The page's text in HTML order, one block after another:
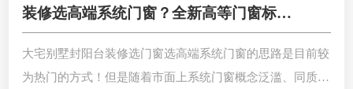
装修选高端系统门窗？全新高等门窗标准
看懂就选对！
大宅别墅封阳台装修选门窗选高端系统门窗的思路是目前较
为热门的方式！但是随着市面上系统门窗概念泛滥、同质化